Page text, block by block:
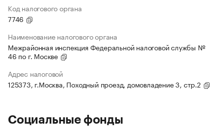
Код налогового органа
7746
Наименование налогового органа
Межрайонная инспекция Федеральной налоговой службы №
46 по г. Москве
Адрес налоговой
125373, г.Москва, Походный проезд, домовладение 3, стр.2
Социальные фонды